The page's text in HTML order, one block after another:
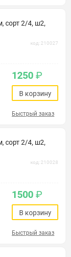
сорт 2/4, ш2,
код: 210027
1250 ₽
В корзину
Быстрый заказ
сорт 2/4, ш2,
код: 210028
1500 ₽
В корзину
Быстрый заказ